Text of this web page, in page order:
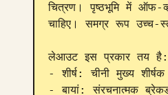
चित्रण। पृष्ठभूमि में ऑफ-
चाहिए। समग्र रूप उच्च-
लेआउट इस प्रकार तय है:
- शीर्ष: चीनी मुख्य
- बायां: संरचनात्मक